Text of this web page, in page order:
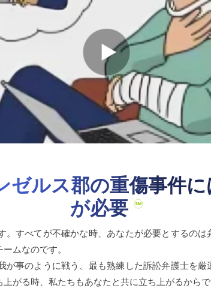
ゼルス郡の重傷事件
が必要
すべてが不確かな時、あなたが必要とするのは
ムなのです。
事のように戦う、最も熟練した訴訟弁護士を
がる時、私たちもあなたと共に立ち上がるからで